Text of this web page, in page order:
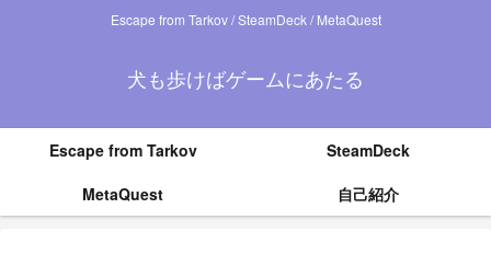
Escape from Tarkov / SteamDeck / MetaQuest
犬も歩けばゲームにあたる
Escape from Tarkov
SteamDeck
MetaQuest
自己紹介